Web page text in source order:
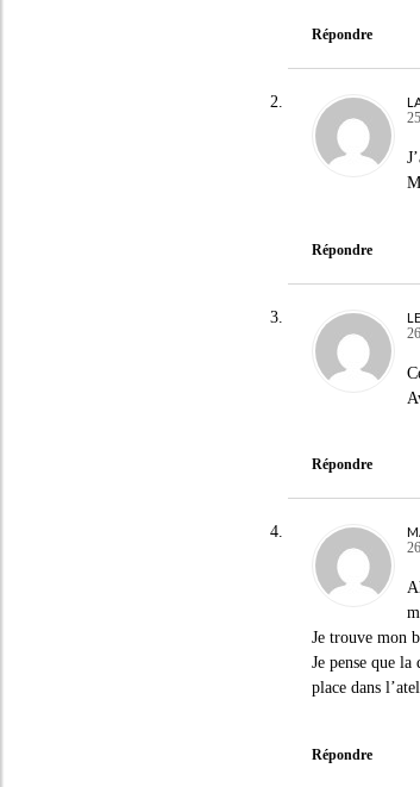
Répondre
Répondre
Répondre
Je trouve mon
Je pense que
place dans
Répondre